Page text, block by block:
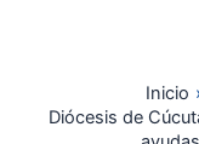
Inicio
Diócesis de